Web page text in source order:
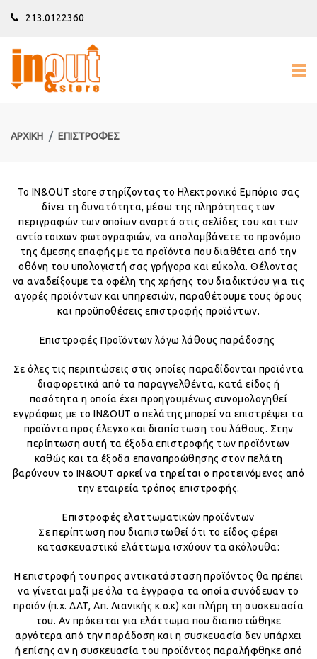
213.0122360
ΑΡΧΙΚΉ ΕΠΙΣΤΡΟΦΈΣ
Το IN&OUT store στηρίζοντας το Ηλεκτρονικό Εμπόριο σας
δίνει τη δυνατότητα, μέσω της πληρότητας των
περιγραφών των οποίων αναρτά στις σελίδες του και των
αντίστοιχων φωτογραφιών, να απολαμβάνετε το προνόμιο
της άμεσης επαφής με τα προϊόντα που διαθέτει από την
οθόνη του υπολογιστή σας γρήγορα και εύκολα. Θέλοντας
να αναδείξουμε τα οφέλη της χρήσης του διαδικτύου για τις
αγορές προϊόντων και υπηρεσιών, παραθέτουμε τους όρους
και προϋποθέσεις επιστροφής προϊόντων.
Επιστροφές Προϊόντων λόγω λάθους παράδοσης
Σε όλες τις περιπτώσεις στις οποίες παραδίδονται προϊόντα
διαφορετικά από τα παραγγελθέντα, κατά είδος ή
ποσότητα η οποία έχει προηγουμένως συνομολογηθεί
εγγράφως με το IN&OUT ο πελάτης μπορεί να επιστρέψει τα
προϊόντα προς έλεγχο και διαπίστωση του λάθους. Στην
περίπτωση αυτή τα έξοδα επιστροφής των προϊόντων
καθώς και τα έξοδα επαναπροώθησης στον πελάτη
βαρύνουν το IN&OUT αρκεί να τηρείται ο προτεινόμενος από
την εταιρεία τρόπος επιστροφής.
Επιστροφές ελαττωματικών προϊόντων
Σε περίπτωση που διαπιστωθεί ότι το είδος φέρει
κατασκευαστικό ελάττωμα ισχύουν τα ακόλουθα:
Η επιστροφή του προς αντικατάσταση προϊόντος θα πρέπει
να γίνεται μαζί με όλα τα έγγραφα τα οποία συνόδευαν το
προϊόν (π.χ. ΔΑΤ, Απ. Λιανικής κ.ο.κ) και πλήρη τη συσκευασία
του. Αν πρόκειται για ελάττωμα που διαπιστώθηκε
αργότερα από την παράδοση και η συσκευασία δεν υπάρχει
ή επίσης αν η συσκευασία του προϊόντος παραλήφθηκε από